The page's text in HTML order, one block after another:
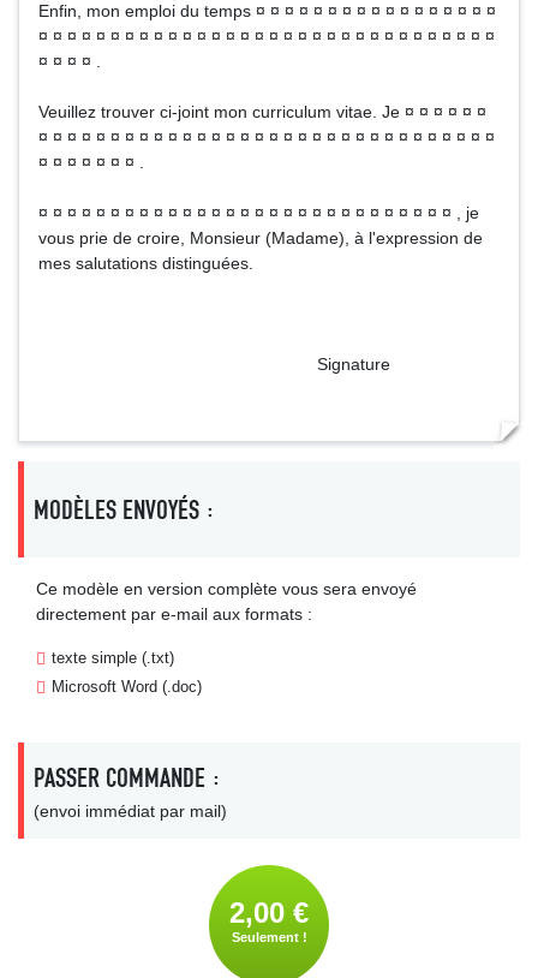
Enfin, mon emploi du temps ¤ ¤ ¤ ¤ ¤ ¤ ¤ ¤ ¤ ¤ ¤ ¤ ¤ ¤ ¤ ¤ ¤
¤ ¤ ¤ ¤ ¤ ¤ ¤ ¤ ¤ ¤ ¤ ¤ ¤ ¤ ¤ ¤ ¤ ¤ ¤ ¤ ¤ ¤ ¤ ¤ ¤ ¤ ¤ ¤ ¤ ¤ ¤ ¤
¤ ¤ ¤ ¤ .
Veuillez trouver ci-joint mon curriculum vitae. Je ¤ ¤ ¤ ¤ ¤ ¤
¤ ¤ ¤ ¤ ¤ ¤ ¤ ¤ ¤ ¤ ¤ ¤ ¤ ¤ ¤ ¤ ¤ ¤ ¤ ¤ ¤ ¤ ¤ ¤ ¤ ¤ ¤ ¤ ¤ ¤ ¤ ¤
¤ ¤ ¤ ¤ ¤ ¤ ¤ .
¤ ¤ ¤ ¤ ¤ ¤ ¤ ¤ ¤ ¤ ¤ ¤ ¤ ¤ ¤ ¤ ¤ ¤ ¤ ¤ ¤ ¤ ¤ ¤ ¤ ¤ ¤ ¤ ¤ , je
vous prie de croire, Monsieur (Madame), à l'expression de
mes salutations distinguées.
Signature
MODÈLES ENVOYÉS :
Ce modèle en version complète vous sera envoyé
directement par e-mail aux formats :
texte simple (.txt)
Microsoft Word (.doc)
PASSER COMMANDE :
(envoi immédiat par mail)
2,00 €
Seulement !